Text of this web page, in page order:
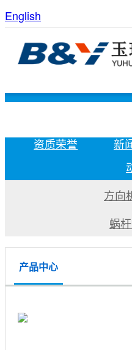
English
资质荣誉
新
方向
蜗
产品中心